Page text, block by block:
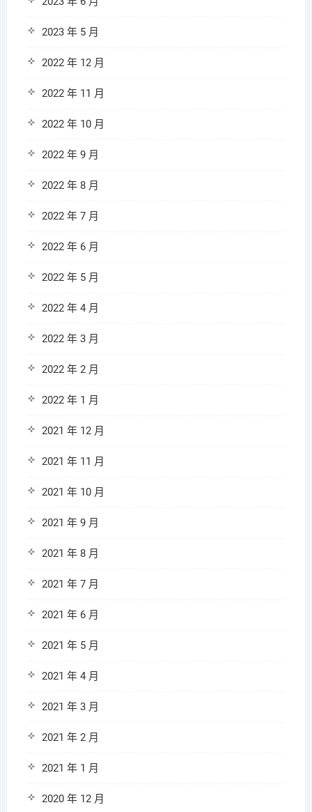
2023 年 5 月
2022 年 12 月
2022 年 11 月
2022 年 10 月
2022 年 9 月
2022 年 8 月
2022 年 7 月
2022 年 6 月
2022 年 5 月
2022 年 4 月
2022 年 3 月
2022 年 2 月
2022 年 1 月
2021 年 12 月
2021 年 11 月
2021 年 10 月
2021 年 9 月
2021 年 8 月
2021 年 7 月
2021 年 6 月
2021 年 5 月
2021 年 4 月
2021 年 3 月
2021 年 2 月
2021 年 1 月
2020 年 12 月